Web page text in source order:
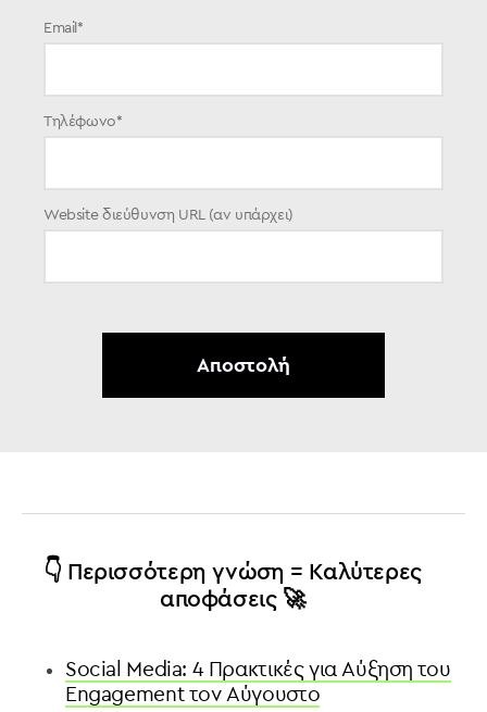
Email *
Τηλέφωνο*
Website διεύθυνση URL (αν υπάρχει)
👇 Περισσότερη γνώση = Καλύτερες
αποφάσεις 🚀
Social Media: 4 Πρακτικές για Αύξηση του
Engagement τον Αύγουστο